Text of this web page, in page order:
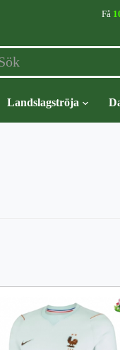
Få
Landslagströja